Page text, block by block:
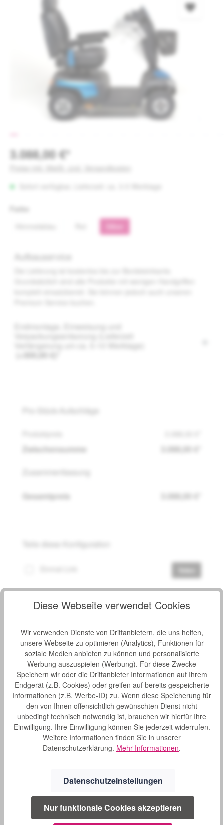
3.088,00 €*
Preise inkl. MwSt. zzgl. Versandkosten
Farbe
Aufbauservice
Endmontage, Einweisung und
Verlängerung um ca. 5-10 Werktage)
Pro-Stück-Aufschläge
Zwischensumme
3.088,00 €*
Zusammenfassung
Gesamtpreis 3.088,00 €*
Teile diese Konfiguration
Produkt Anzahl: Gib den gewünschten
In den Warenkorb
Produktnummer:37669759
Hersteller:Invacare
Hersteller-Nr.:1676212
Beschreibung
Mehr
Eigenschaften
Video
Diese Webseite verwendet Cookies
Wir verwenden Dienste von Drittanbietern, die uns helfen,
unsere Webseite zu optimieren (Analytics), Funktionen für
soziale Medien anbieten zu können und personalisierte
Werbung auszuspielen (Werbung). Für diese Zwecke
Speichern wir oder die Drittanbieter Informationen auf Ihrem
Endgerät (z.B. Cookies) oder greifen auf bereits gespeicherte
Informationen (z.B. Werbe-ID) zu. Wenn diese Speicherung für
den von Ihnen offensichtlich gewünschten Dienst nicht
unbedingt technisch notwendig ist, brauchen wir hierfür Ihre
Einwilligung. Ihre Einwilligung können Sie jederzeit widerrufen.
Weitere Informationen finden Sie in unserer
Datenschutzerklärung. Mehr Informationen.
Datenschutzeinstellungen
Nur funktionale Cookies akzeptieren